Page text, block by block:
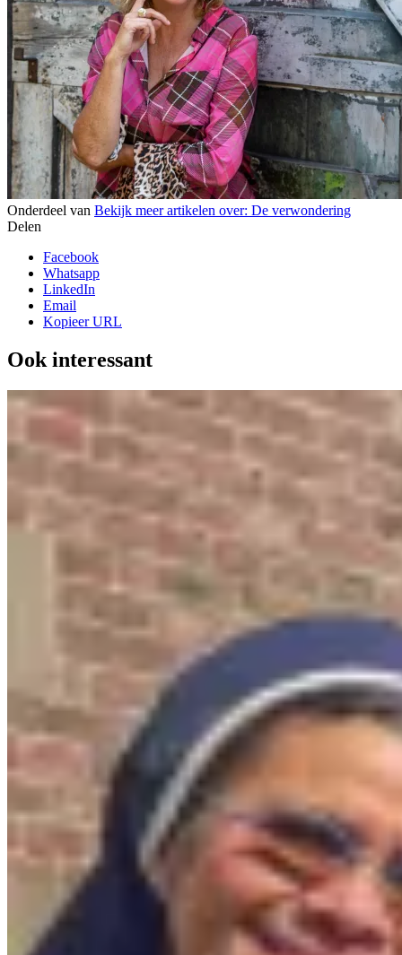
Onderdeel van Bekijk meer artikelen over: De verwondering
Delen
Facebook
Whatsapp
LinkedIn
Email
Kopieer URL
Ook interessant